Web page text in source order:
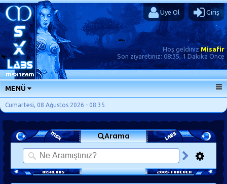
Üye Ol Giriş
Hoş geldinizMisafir
Son ziyaretiniz: 08:35, 1 Dakika Önce
MENÜ
ANA SAYFA
FORUMLAR
SORU-CEVAP
GÜNLÜKLER
SON MESAJLAR
Cumartesi, 08 Ağustos 2026 - 08:35
Arama